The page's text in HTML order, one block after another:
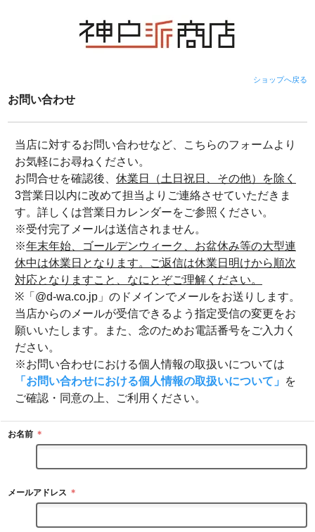
ショップへ戻る
お問い合わせ
当店に対するお問い合わせなど、こちらのフォームより
お気軽にお尋ねください。
お問合せを確認後、 休業日（土日祝日、その他）を除く
3営業日以内に改めて担当よりご連絡させていただきま
す。詳しくは営業日カレンダーをご参照ください。
※受付完了メールは送信されません。
※年末年始、ゴールデンウィーク、お盆休み等の大型連
休中は休業日となります。ご返信は休業日明けから順次
対応となりますこと、なにとぞご理解ください。
※「@d-wa.co.jp」のドメインでメールをお送りします。
当店からのメールが受信できるよう指定受信の変更をお
願いいたします。また、念のためお電話番号をご入力く
ださい。
※お問い合わせにおける個人情報の取扱いについては
「お問い合わせにおける個人情報の取扱いについて」 を
ご確認・同意の上、ご利用ください。
お名前 ＊
メールアドレス ＊